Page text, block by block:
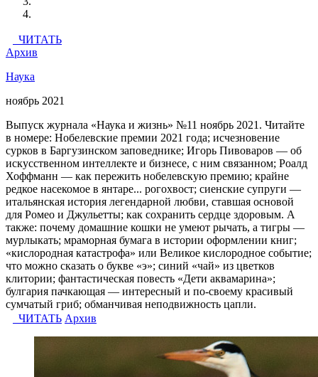
ЧИТАТЬ
Архив
Наука
ноябрь 2021
Выпуск журнала «Наука и жизнь» №11 ноябрь 2021. Читайте
в номере: Нобелевские премии 2021 года; исчезновение
сурков в Баргузинском заповеднике; Игорь Пивоваров — об
искусственном интеллекте и бизнесе, с ним связанном; Роалд
Хоффманн — как пережить нобелевскую премию; крайне
редкое насекомое в янтаре... рогохвост; сиенские супруги —
итальянская история легендарной любви, ставшая основой
для Ромео и Джульетты; как сохранить сердце здоровым. А
также: почему домашние кошки не умеют рычать, а тигры —
мурлыкать; мраморная бумага в истории оформлении книг;
«кислородная катастрофа» или Великое кислородное событие;
что можно сказать о букве «э»; синий «чай» из цветков
клитории; фантастическая повесть «Дети аквамарина»;
булгария пачкающая — интересный и по-своему красивый
сумчатый гриб; обманчивая неподвижность цапли.
ЧИТАТЬ Архив